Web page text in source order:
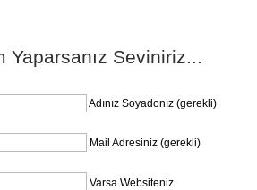
Yaparsanız Seviniriz...
Adınız Soyadonız (gerekli)
Mail Adresiniz (gerekli)
Varsa Websiteniz